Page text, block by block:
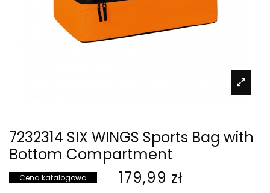
7232314 SIX WINGS Sports Bag with
Bottom Compartment
Cena katalogowa 179,99 zł